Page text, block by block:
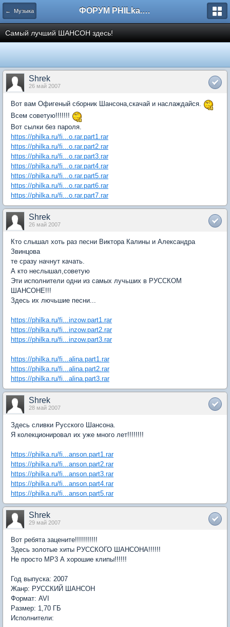
← Музыка ФОРУМ PHILka.RU
Самый лучший ШАНСОН здесь!
Shrek
26 май 2007
Вот вам Офигеный сборник Шансона,скачай и наслаждайся.
Всем советую!!!!!!!
Вот сылки без пароля.
https://philka.ru/fi...o.rar.part1.rar
https://philka.ru/fi...o.rar.part2.rar
https://philka.ru/fi...o.rar.part3.rar
https://philka.ru/fi...o.rar.part4.rar
https://philka.ru/fi...o.rar.part5.rar
https://philka.ru/fi...o.rar.part6.rar
https://philka.ru/fi...o.rar.part7.rar
Shrek
26 май 2007
Кто слышал хоть раз песни Виктора Калины и Александра
Звинцова
те сразу начнут качать.
А кто неслышал,советую
Эти исполнители одни из самых лучьших в РУССКОМ
ШАНСОНЕ!!!
Здесь их лючьшие песни...
https://philka.ru/fi...inzow.part1.rar
https://philka.ru/fi...inzow.part2.rar
https://philka.ru/fi...inzow.part3.rar
https://philka.ru/fi...alina.part1.rar
https://philka.ru/fi...alina.part2.rar
https://philka.ru/fi...alina.part3.rar
Shrek
28 май 2007
Здесь сливки Русского Шансона.
Я колекционировал их уже много лет!!!!!!!!
https://philka.ru/fi...anson.part1.rar
https://philka.ru/fi...anson.part2.rar
https://philka.ru/fi...anson.part3.rar
https://philka.ru/fi...anson.part4.rar
https://philka.ru/fi...anson.part5.rar
Shrek
29 май 2007
Вот ребята зацените!!!!!!!!!!!
Здесь золотые хиты РУССКОГО ШАНСОНА!!!!!!
Не просто MP3 А хорошие клипы!!!!!!
Год выпуска: 2007
Жанр: РУССКИЙ ШАНСОН
Формат: AVI
Размер: 1,70 ГБ
Исполнители: